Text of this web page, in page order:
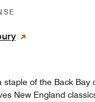
staple of the Back Bay
New England